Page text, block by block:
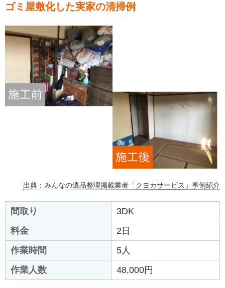
ゴミ屋敷化した実家の清掃例
出典：みんなの遺品整理掲載業者「クヨカサービス」事例紹介
間取り
3DK
料金
2日
作業時間
5人
作業人数
48,000円